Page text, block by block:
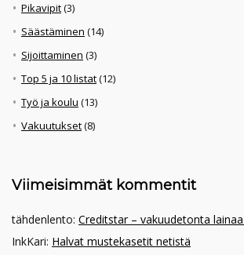
Pikavipit(3)
Säästäminen (14)
Sijoittaminen (3)
Top 5 ja 10 listat(12)
Työ ja koulu (13)
Vakuutukset(8)
Viimeisimmät kommentit
tähdenlento: Creditstar – vakuudetonta
InkKari: Halvat mustekasetit netistä